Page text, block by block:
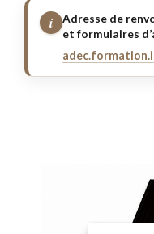
i
Adresse de
et formulaires